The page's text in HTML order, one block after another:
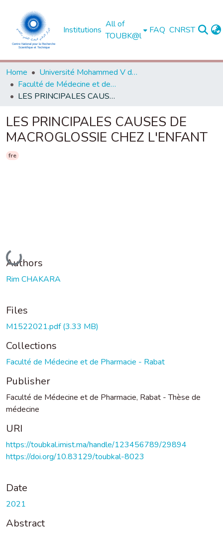
Institutions
All of
TOUBK@l
FAQ CNRST
Home
Université Mohammed V de Rabat
Faculté de Médecine et de Pharmacie - Rabat
LES PRINCIPALES CAUSES DE MACROGLOSSIE CHEZ L'ENFANT
LES PRINCIPALES CAUSES DE
MACROGLOSSIE CHEZ L'ENFANT
fre
Loading...
Authors
Rim CHAKARA
Files
M1522021.pdf(3.33 MB)
Collections
Faculté de Médecine et de Pharmacie - Rabat
Publisher
Faculté de Médecine et de Pharmacie, Rabat - Thèse de
médecine
URI
https://toubkal.imist.ma/handle/123456789/29894
https://doi.org/10.83129/toubkal-8023
Date
2021
Abstract